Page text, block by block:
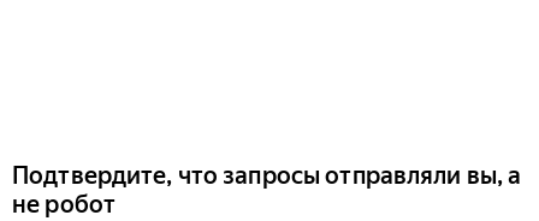
Подтвердите, что запросы отправляли вы, а
не робот